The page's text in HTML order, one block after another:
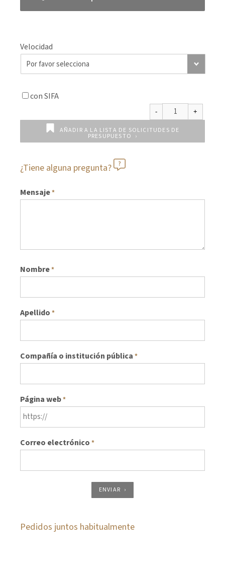
Velocidad
con SIFA
AÑADIR A LA LISTA DE SOLICITUDES DE
PRESUPUESTO
¿Tiene alguna pregunta?
Mensaje*
Nombre*
Apellido *
Compañía o institución pública *
Página web*
Correo electrónico *
ENVIAR
Pedidos juntos habitualmente